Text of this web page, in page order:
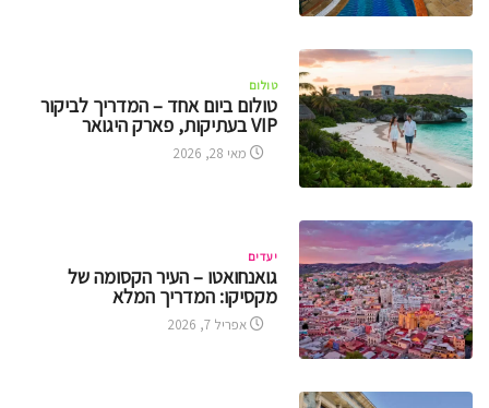
טולום
טולום ביום אחד – המדריך לביקור
VIP בעתיקות, פארק היגואר
מאי 28, 2026
יעדים
גואנחואטו – העיר הקסומה של
מקסיקו: המדריך המלא
אפריל 7, 2026